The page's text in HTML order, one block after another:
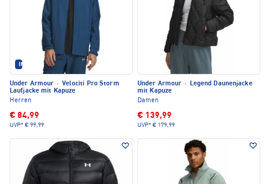
IM SET ERHÄLTLICH
Under Armour · Velociti Pro Storm
Laufjacke mit Kapuze
Herren
€ 84,99
UVP* € 99,99
Under Armour ·
Legend Daunenjacke
mit Kapuze
Damen
€ 139,99
UVP* € 179,99